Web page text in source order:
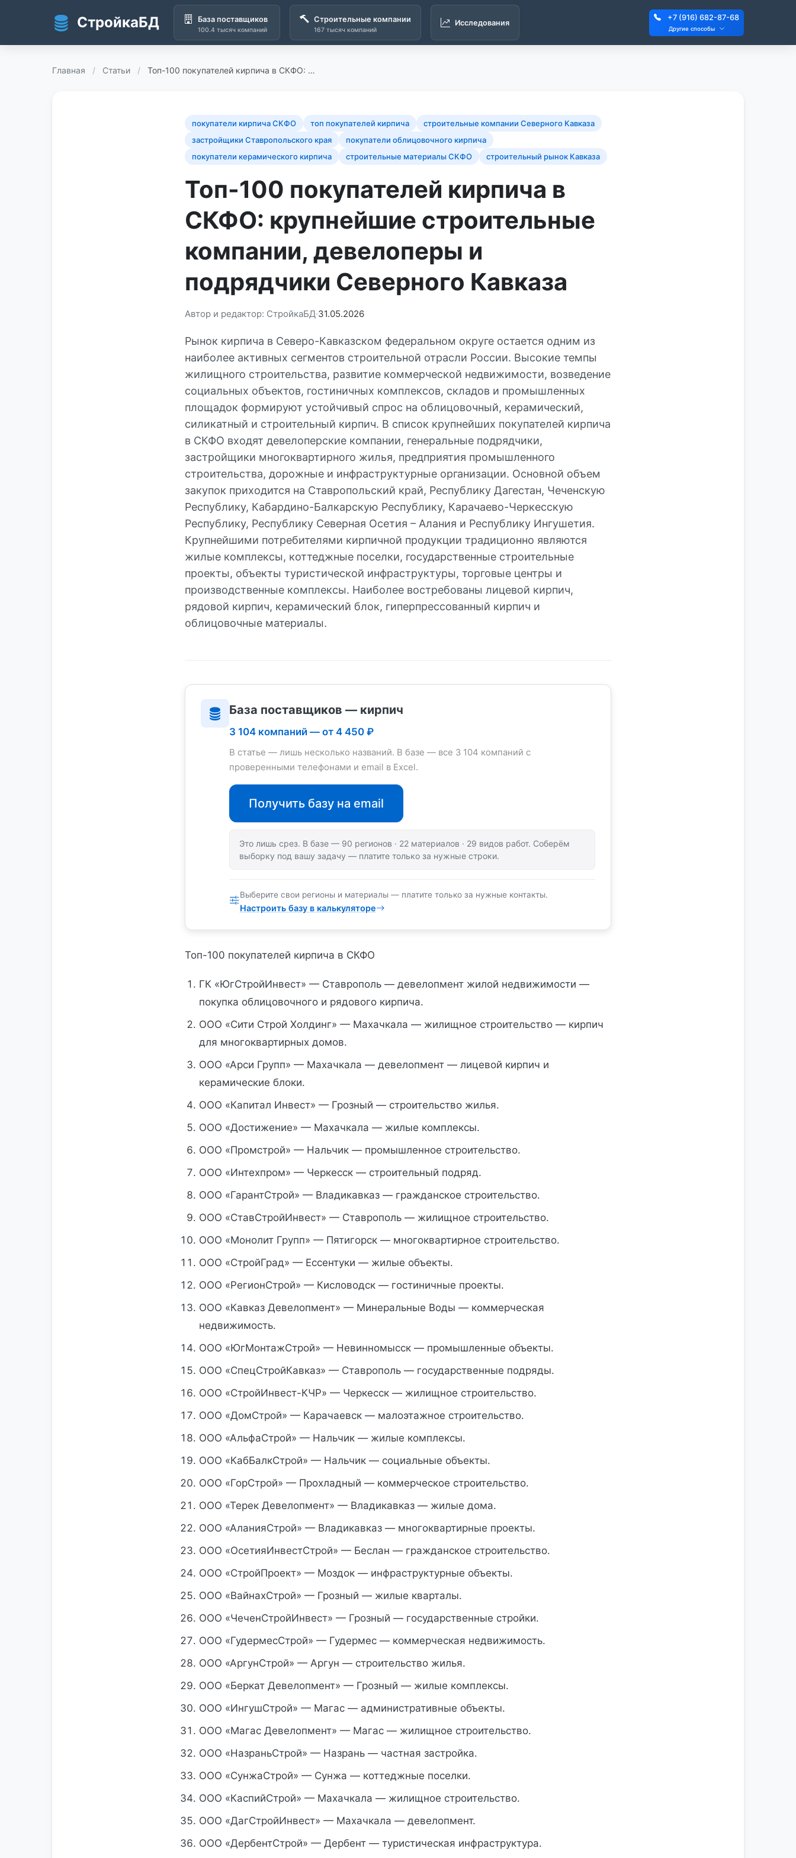
СтройкаБД База поставщиков
100.4 тысяч компаний
Строительные компании
167 тысяч компаний
Исследования
+7 (916) 682-87-68
Другие способы
Главная / Статьи / Топ-100 покупателей кирпича в СКФО: …
покупатели кирпича СКФО топ покупателей кирпича
строительные компании Северного Кавказа
застройщики Ставропольского края
покупатели облицовочного кирпича
покупатели керамического кирпича
строительные материалы СКФО строительный рынок Кавказа
Топ-100 покупателей кирпича в
СКФО: крупнейшие строительные
компании, девелоперы и
подрядчики Северного Кавказа
Автор и редактор: СтройкаБД 31.05.2026
Рынок кирпича в Северо-Кавказском федеральном округе остается одним из
наиболее активных сегментов строительной отрасли России. Высокие темпы
жилищного строительства, развитие коммерческой недвижимости, возведение
социальных объектов, гостиничных комплексов, складов и промышленных
площадок формируют устойчивый спрос на облицовочный, керамический,
силикатный и строительный кирпич. В список крупнейших покупателей кирпича
в СКФО входят девелоперские компании, генеральные подрядчики,
застройщики многоквартирного жилья, предприятия промышленного
строительства, дорожные и инфраструктурные организации. Основной объем
закупок приходится на Ставропольский край, Республику Дагестан, Чеченскую
Республику, Кабардино-Балкарскую Республику, Карачаево-Черкесскую
Республику, Республику Северная Осетия – Алания и Республику Ингушетия.
Крупнейшими потребителями кирпичной продукции традиционно являются
жилые комплексы, коттеджные поселки, государственные строительные
проекты, объекты туристической инфраструктуры, торговые центры и
производственные комплексы. Наиболее востребованы лицевой кирпич,
рядовой кирпич, керамический блок, гиперпрессованный кирпич и
облицовочные материалы.
База поставщиков — кирпич
3 104 компаний — от 4 450 ₽
В статье — лишь несколько названий. В базе — все 3 104 компаний с
проверенными телефонами и email в Excel.
Получить базу на email
Это лишь срез. В базе — 90 регионов · 22 материалов · 29 видов работ. Соберём
выборку под вашу задачу — платите только за нужные строки.
Выберите свои регионы и материалы — платите только за нужные контакты.
Настроить базу в калькуляторе
Топ-100 покупателей кирпича в СКФО
ГК «ЮгСтройИнвест» — Ставрополь — девелопмент жилой недвижимости —
покупка облицовочного и рядового кирпича.
ООО «Сити Строй Холдинг» — Махачкала — жилищное строительство — кирпич
для многоквартирных домов.
ООО «Арси Групп» — Махачкала — девелопмент — лицевой кирпич и
керамические блоки.
ООО «Капитал Инвест» — Грозный — строительство жилья.
ООО «Достижение» — Махачкала — жилые комплексы.
ООО «Промстрой» — Нальчик — промышленное строительство.
ООО «Интехпром» — Черкесск — строительный подряд.
ООО «ГарантСтрой» — Владикавказ — гражданское строительство.
ООО «СтавСтройИнвест» — Ставрополь — жилищное строительство.
ООО «Монолит Групп» — Пятигорск — многоквартирное строительство.
ООО «СтройГрад» — Ессентуки — жилые объекты.
ООО «РегионСтрой» — Кисловодск — гостиничные проекты.
ООО «Кавказ Девелопмент» — Минеральные Воды — коммерческая
недвижимость.
ООО «ЮгМонтажСтрой» — Невинномысск — промышленные объекты.
ООО «СпецСтройКавказ» — Ставрополь — государственные подряды.
ООО «СтройИнвест-КЧР» — Черкесск — жилищное строительство.
ООО «ДомСтрой» — Карачаевск — малоэтажное строительство.
ООО «АльфаСтрой» — Нальчик — жилые комплексы.
ООО «КабБалкСтрой» — Нальчик — социальные объекты.
ООО «ГорСтрой» — Прохладный — коммерческое строительство.
ООО «Терек Девелопмент» — Владикавказ — жилые дома.
ООО «АланияСтрой» — Владикавказ — многоквартирные проекты.
ООО «ОсетияИнвестСтрой» — Беслан — гражданское строительство.
ООО «СтройПроект» — Моздок — инфраструктурные объекты.
ООО «ВайнахСтрой» — Грозный — жилые кварталы.
ООО «ЧеченСтройИнвест» — Грозный — государственные стройки.
ООО «ГудермесСтрой» — Гудермес — коммерческая недвижимость.
ООО «АргунСтрой» — Аргун — строительство жилья.
ООО «Беркат Девелопмент» — Грозный — жилые комплексы.
ООО «ИнгушСтрой» — Магас — административные объекты.
ООО «Магас Девелопмент» — Магас — жилищное строительство.
ООО «НазраньСтрой» — Назрань — частная застройка.
ООО «СунжаСтрой» — Сунжа — коттеджные поселки.
ООО «КаспийСтрой» — Махачкала — жилищное строительство.
ООО «ДагСтройИнвест» — Махачкала — девелопмент.
ООО «ДербентСтрой» — Дербент — туристическая инфраструктура.